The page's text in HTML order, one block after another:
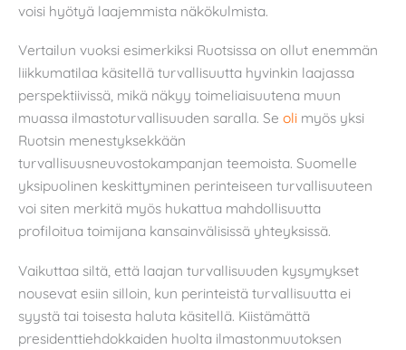
voisi hyötyä laajemmista näkökulmista.
Vertailun vuoksi esimerkiksi Ruotsissa on ollut enemmän
liikkumatilaa käsitellä turvallisuutta hyvinkin laajassa
perspektiivissä, mikä näkyy toimeliaisuutena muun
muassa ilmastoturvallisuuden saralla. Se oli myös yksi
Ruotsin menestyksekkään
turvallisuusneuvostokampanjan teemoista. Suomelle
yksipuolinen keskittyminen perinteiseen turvallisuuteen
voi siten merkitä myös hukattua mahdollisuutta
profiloitua toimijana kansainvälisissä yhteyksissä.
Vaikuttaa siltä, että laajan turvallisuuden kysymykset
nousevat esiin silloin, kun perinteistä turvallisuutta ei
syystä tai toisesta haluta käsitellä. Kiistämättä
presidenttiehdokkaiden huolta ilmastonmuutoksen